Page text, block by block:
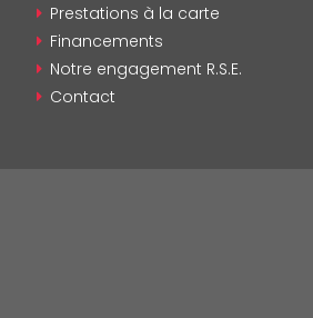
Prestations à la carte
Financements
Notre engagement R.S.E.
Contact